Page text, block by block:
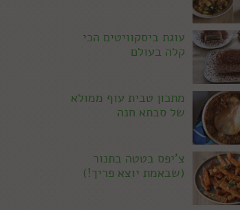
עוגת ביסקוויטים הכי
קלה בעולם
מתכון טבית עוף ממולא
של סבתא חנה
צ'יפס בטטה בתנור
(שבאמת יוצא פריך!)